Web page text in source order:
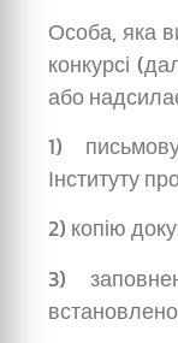
Особа, яка
конкурсі
або
1)
Інституту
2) копію
3)